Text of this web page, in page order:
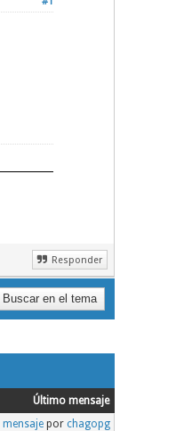
Responder
Último mensaje
por chagopg